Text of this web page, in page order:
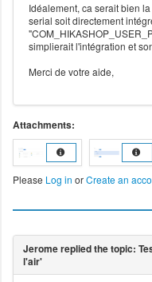
Idéalement, ca serait bien
serial soit directement
simplierait l'intégration et
Merci de votre aide,
Attachments:
Please Log in orCreate an